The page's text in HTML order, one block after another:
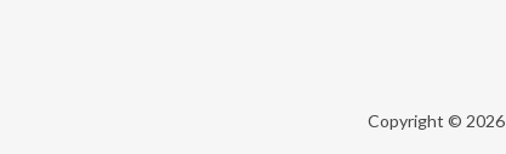
Copyright © 2026